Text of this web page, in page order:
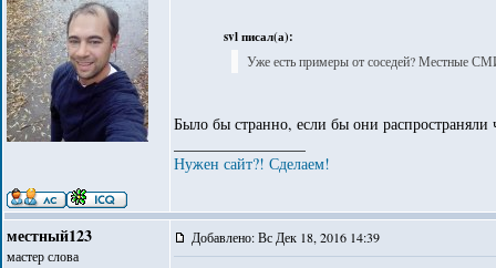
svl писал(а):
Уже есть примеры от соседей? Местные
Было бы странно, если бы они распространяли
Нужен сайт?! Сделаем!
местный123
мастер слова
Добавлено: Вс Дек 18, 2016 14:39